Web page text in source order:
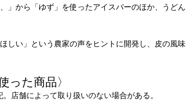
」から「ゆず」を使ったアイスバーのほか、うどん
しい」という農家の声をヒントに開発し、皮の風味
った商品〉
店舗によって取り扱いのない場合がある。